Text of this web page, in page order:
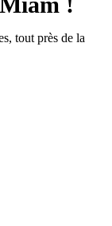
tout près de la